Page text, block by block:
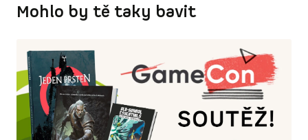
Mohlo by tě taky bavit